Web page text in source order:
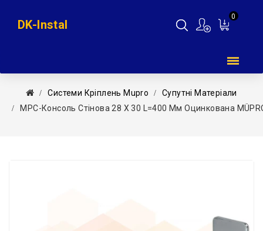
0
DK-Instal
Системи Кріплень Mupro
Супутні Матеріали
MPC-Консоль Стінова 28 Х 30 L=400 Мм Оцинкована